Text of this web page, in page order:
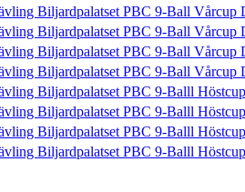
Biljardpalatset PBC 9-Ball Vårcup
Biljardpalatset PBC 9-Ball Vårcup
Biljardpalatset PBC 9-Ball Vårcup
Biljardpalatset PBC 9-Ball Vårcup
Biljardpalatset PBC 9-Balll Höstcup
Biljardpalatset PBC 9-Balll Höstcup
Biljardpalatset PBC 9-Balll Höstcup
Biljardpalatset PBC 9-Balll Höstcup